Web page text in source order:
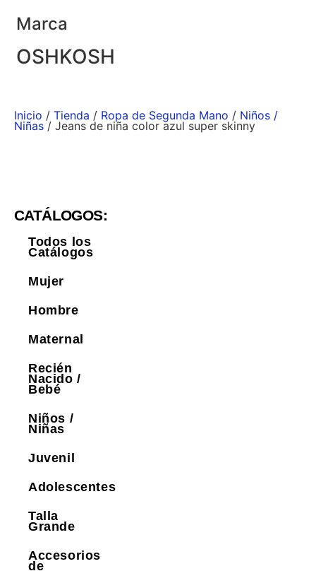
Marca
OSHKOSH
Inicio / Tienda / Ropa de Segunda Mano / Niños /
Niñas / Jeans de niña color azul super skinny
CATÁLOGOS:
Todos los
Catálogos
Mujer
Hombre
Maternal
Recién
Nacido /
Bebé
Niños /
Niñas
Juvenil
Adolescentes
Talla
Grande
Accesorios
de